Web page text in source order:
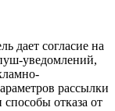
дает согласие на
уведомлений,
рассылки
отказа от